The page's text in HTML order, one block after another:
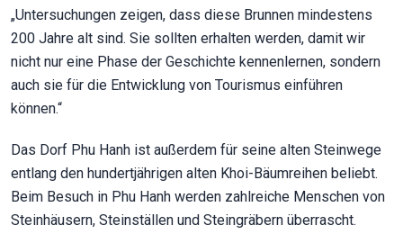
„Untersuchungen zeigen, dass diese Brunnen mindestens
200 Jahre alt sind. Sie sollten erhalten werden, damit wir
nicht nur eine Phase der Geschichte kennenlernen, sondern
auch sie für die Entwicklung von Tourismus einführen
können.“
Das Dorf Phu Hanh ist außerdem für seine alten Steinwege
entlang den hundertjährigen alten Khoi-Bäumreihen beliebt.
Beim Besuch in Phu Hanh werden zahlreiche Menschen von
Steinhäusern, Steinställen und Steingräbern überrascht.